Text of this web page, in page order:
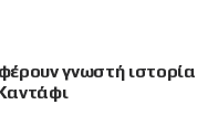
γνωστή ιστορία